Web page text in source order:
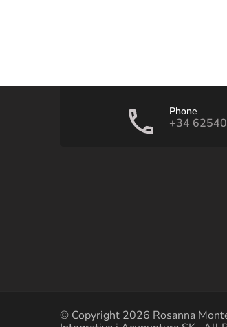
Phone
+34
© Copyright 2026 Rosanna